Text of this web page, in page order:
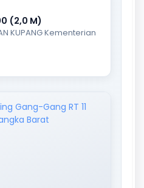
(2,0 M)
KUPANG Kementerian